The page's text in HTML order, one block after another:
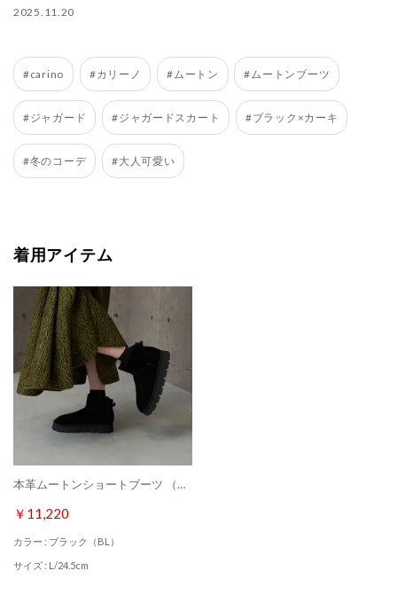
2025.11.20
#carino #カリーノ #ムートン #ムートンブーツ
#ジャガード #ジャガードスカート #ブラック×カーキ
#冬のコーデ #大人可愛い
着用アイテム
本革ムートンショートブーツ （ブラック）
￥11,220
カラー : ブラック（BL）
サイズ : L/24.5cm